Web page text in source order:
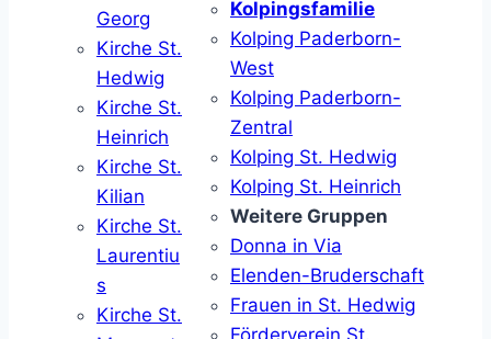
Georg
Kirche St.
Hedwig
Kirche St.
Heinrich
Kirche St.
Kilian
Kirche St.
Laurentiu
s
Kirche St.
Kolpingsfamilie
Kolping Paderborn-
West
Kolping Paderborn-
Zentral
Kolping St. Hedwig
Kolping St. Heinrich
Weitere Gruppen
Donna in Via
Elenden-Bruderschaft
Frauen in St. Hedwig
Förderverein St.